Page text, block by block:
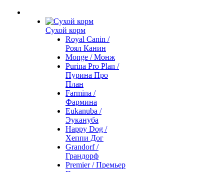
Сухой корм
Royal Canin /
Роял Канин
Monge / Монж
Purina Pro Plan /
Пурина Про
План
Farmina /
Фармина
Eukanuba /
Эукануба
Happy Dog /
Хеппи Дог
Grandorf /
Грандорф
Premier / Премьер